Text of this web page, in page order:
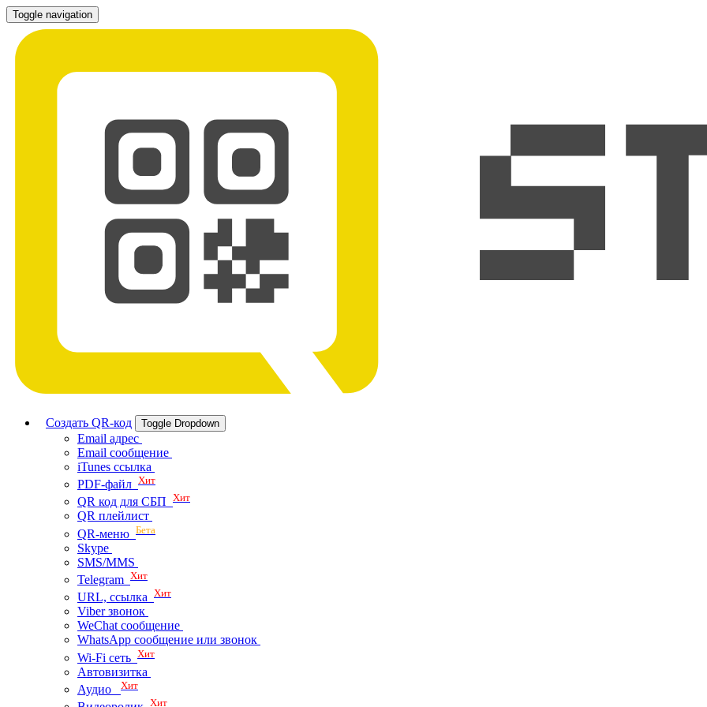
Toggle navigation
Создать QR-код Toggle Dropdown
Email адрес
Email сообщение
iTunes ссылка
PDF-файл Хит
QR код для СБП Хит
QR плейлист
QR-меню Бета
Skype
SMS/MMS
Telegram Хит
URL, ссылка Хит
Viber звонок
WeChat сообщение
WhatsApp сообщение или звонок
Wi-Fi сеть Хит
Автовизитка
Аудио Хит
Хит